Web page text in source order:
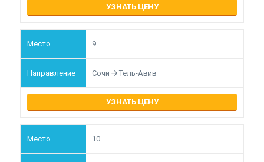
УЗНАТЬ ЦЕНУ
9
Сочи Тель-Авив
УЗНАТЬ ЦЕНУ
10